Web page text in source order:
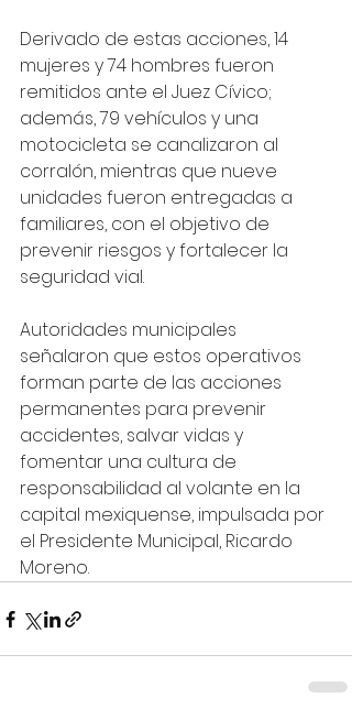
Derivado de estas acciones, 14
mujeres y 74 hombres fueron
remitidos ante el Juez Cívico;
además, 79 vehículos y una
motocicleta se canalizaron al
corralón, mientras que nueve
unidades fueron entregadas a
familiares, con el objetivo de
prevenir riesgos y fortalecer la
seguridad vial.
Autoridades municipales
señalaron que estos operativos
forman parte de las acciones
permanentes para prevenir
accidentes, salvar vidas y
fomentar una cultura de
responsabilidad al volante en la
capital mexiquense, impulsada por
el Presidente Municipal, Ricardo
Moreno.